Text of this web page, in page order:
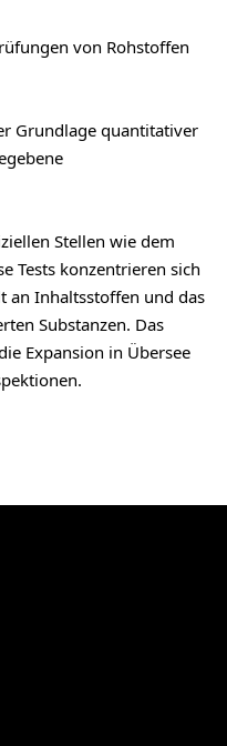
von Rohstoffen
Grundlage quantitativer
Stellen wie dem
Tests konzentrieren sich
an Inhaltsstoffen und das
Substanzen. Das
Expansion in Übersee